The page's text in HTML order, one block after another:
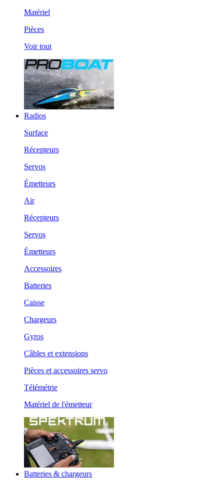
Matériel
Pièces
Voir tout
Radios
Surface
Récepteurs
Servos
Émetteurs
Air
Récepteurs
Servos
Émetteurs
Accessoires
Batteries
Caisse
Chargeurs
Gyros
Câbles et extensions
Pièces et accessoires servo
Télémétrie
Matériel de l'émetteur
Batteries & chargeurs